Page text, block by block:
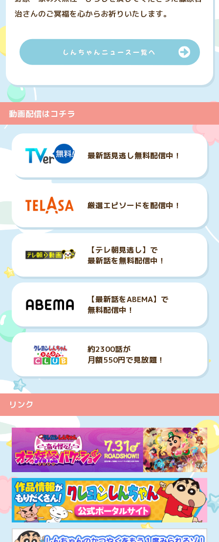
治さんのご冥福を心からお祈りいたします。
しんちゃんニュース一覧へ
動画配信はコチラ
最新話見逃し無料配信中！
厳選エピソードを配信中！
【テレ朝見逃し】で
最新話を無料配信中！
【最新話をABEMA】で
無料配信中！
約2300話が
月額550円で見放題！
リンク